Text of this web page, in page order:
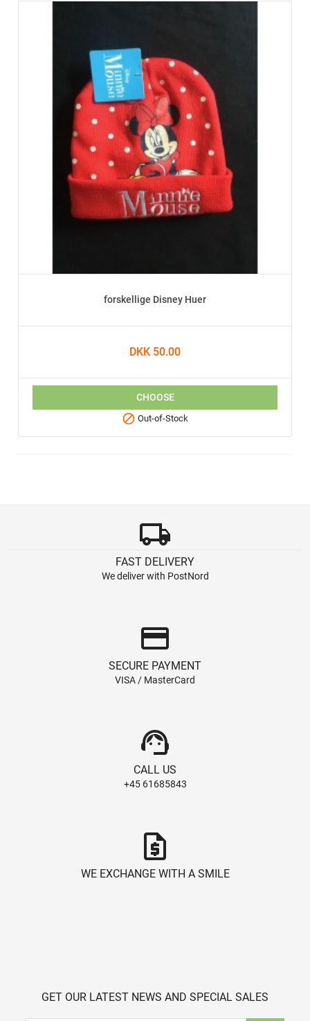
forskellige Disney Huer
DKK 50.00
CHOOSE
 Out-of-Stock
local_shipping
FAST DELIVERY
We deliver with PostNord
credit_card
SECURE PAYMENT
VISA / MasterCard
support_agent
CALL US
+45 61685843
request_quote
WE EXCHANGE WITH A SMILE
GET OUR LATEST NEWS AND SPECIAL SALES